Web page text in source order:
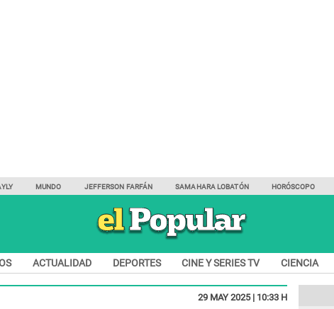
MUNDO JEFFERSON FARFÁN SAMAHARA LOBATÓN HORÓSCOPO
ACTUALIDAD DEPORTES CINE Y SERIES TV CIENCIA
29 MAY 2025 | 10:33 H